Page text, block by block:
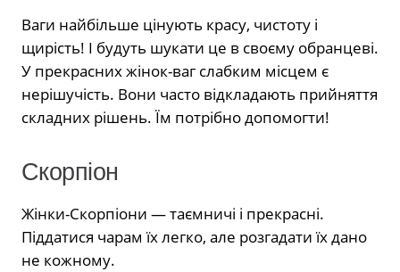
Ваги найбільше цінують красу, чистоту і
щирість! І будуть шукати це в своєму обранцеві.
У прекрасних жінок-ваг слабким місцем є
нерішучість. Вони часто відкладають прийняття
складних рішень. Їм потрібно допомогти!
Скорпіон
Жінки-Скорпіони — таємничі і прекрасні.
Піддатися чарам їх легко, але розгадати їх дано
не кожному.